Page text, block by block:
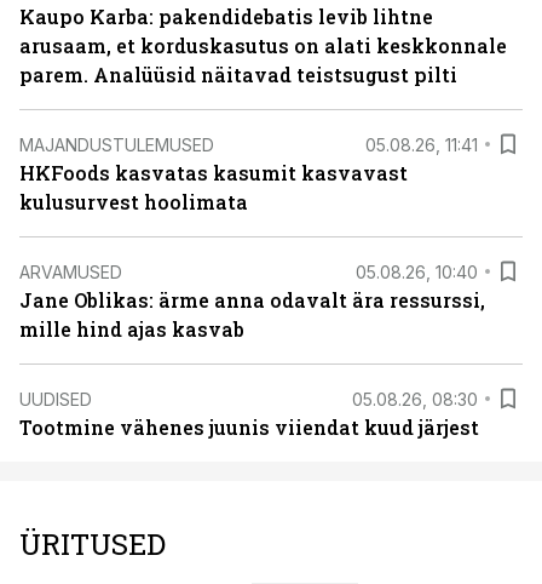
Kaupo Karba: pakendidebatis levib lihtne
arusaam, et korduskasutus on alati keskkonnale
parem. Analüüsid näitavad teistsugust pilti
MAJANDUSTULEMUSED 05.08.26, 11:41
HKFoods kasvatas kasumit kasvavast
kulusurvest hoolimata
ARVAMUSED 05.08.26, 10:40
Jane Oblikas: ärme anna odavalt ära ressurssi,
mille hind ajas kasvab
UUDISED 05.08.26, 08:30
Tootmine vähenes juunis viiendat kuud järjest
ÜRITUSED